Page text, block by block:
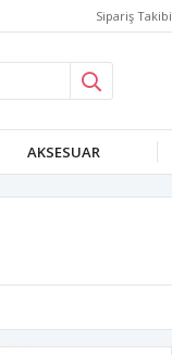
Sipariş Takibi
AKSESUAR